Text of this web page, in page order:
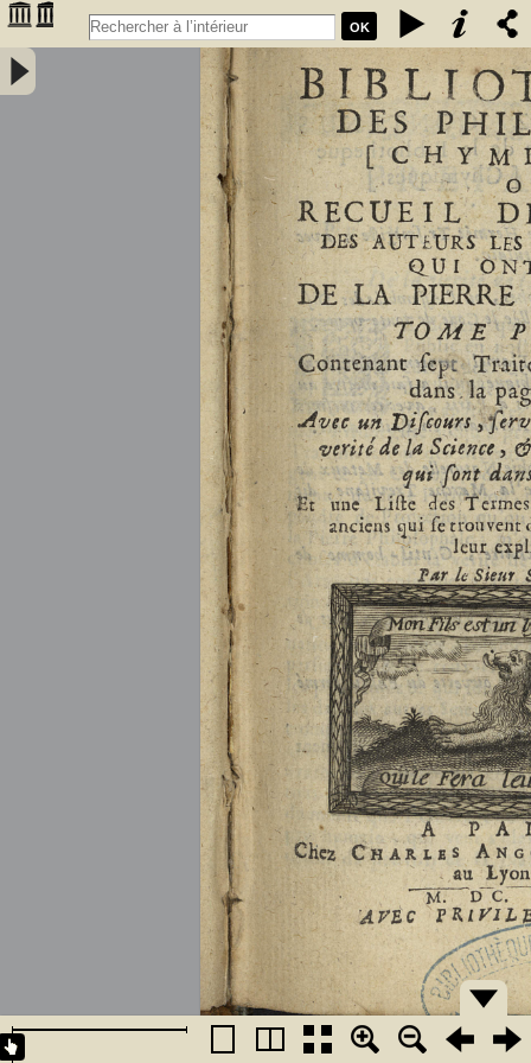
OK
Bibliothèque des philosophes [chymiques,] ou Recueil des oeuvres
des auteurs les plus approuvez qui ont écrit de la pierre philosophale.
Tome premier, contenant sept traitez... avec un discours, servant de
préface... et une liste des termes de l'art, & des mots anciens qui se
trouvent dans ces traitez... par le sieur S.D.E.M. - Salmon, William